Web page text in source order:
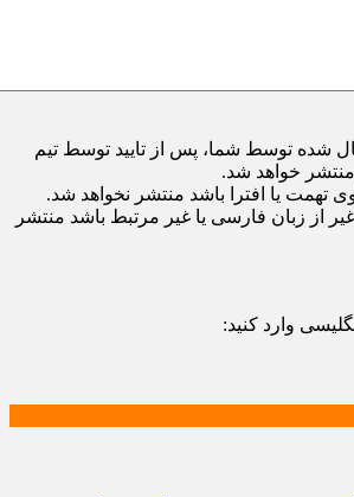
شده توسط شما، پس از تایید توسط تیم
خواهد شد.
تهمت یا افترا باشد منتشر نخواهد شد.
از زبان فارسی یا غیر مرتبط باشد منتشر
وارد کنید: